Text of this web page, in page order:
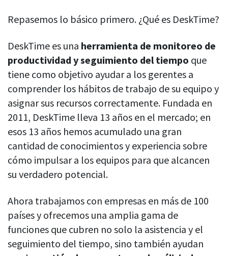
Recibir notificaciones sobre actualizaciones importantes de la
actividad
Ver todas las funciones
Integraciones y API
Jira
Asana
Google Calendar
GitLab
Empresas
Empresas medianas
Empresas pequeñas
Autónomos
VIDEO
Aprenda 5 pasos para empezar a usar
nuestra herramienta de seguimiento
del tiempo
PÁGINA RECOMENDADA
Seguridad en DeskTime
Descubra las medidas que tomamos a
diario para mantener los datos seguros
Cómo Roadgames hizo que el control
del tiempo fuera más fácil para los
empleados
Descubre cómo DeskTime ayudó a
mantener un horario de trabajo flexible
Repasemos lo básico primero. ¿Qué es DeskTime?
DeskTime es una herramienta de monitoreo de
productividad y seguimiento del tiempo que
tiene como objetivo ayudar a los gerentes a
comprender los hábitos de trabajo de su equipo y
asignar sus recursos correctamente. Fundada en
2011, DeskTime lleva 13 años en el mercado; en
esos 13 años hemos acumulado una gran
cantidad de conocimientos y experiencia sobre
cómo impulsar a los equipos para que alcancen
su verdadero potencial.
Ahora trabajamos con empresas en más de 100
países y ofrecemos una amplia gama de
funciones que cubren no solo la asistencia y el
seguimiento del tiempo, sino también ayudan